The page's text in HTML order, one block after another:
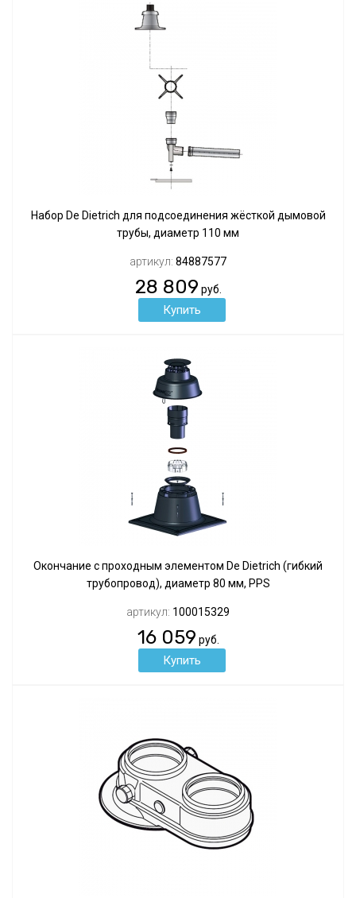
Набор De Dietrich для подсоединения жёсткой дымовой
трубы, диаметр 110 мм
артикул: 84887577
28 809 руб.
Окончание с проходным элементом De Dietrich (гибкий
трубопровод), диаметр 80 мм, PPS
артикул: 100015329
16 059 руб.